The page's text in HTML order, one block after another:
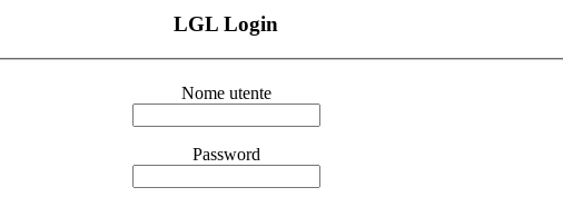
LGL Login
Nome utente
Password